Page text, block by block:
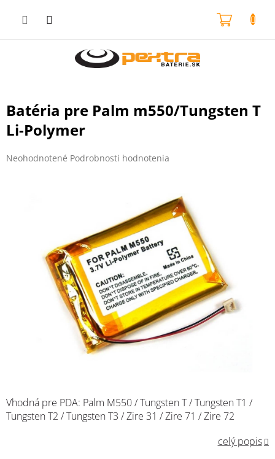
Batéria pre Palm m550/Tungsten T
Li-Polymer
Priemerné
Neohodnotené Podrobnosti hodnotenia
Vhodná pre PDA: Palm M550 / Tungsten T / Tungsten T1 /
Tungsten T2 / Tungsten T3 / Zire 31 / Zire 71 / Zire 72
celý popis